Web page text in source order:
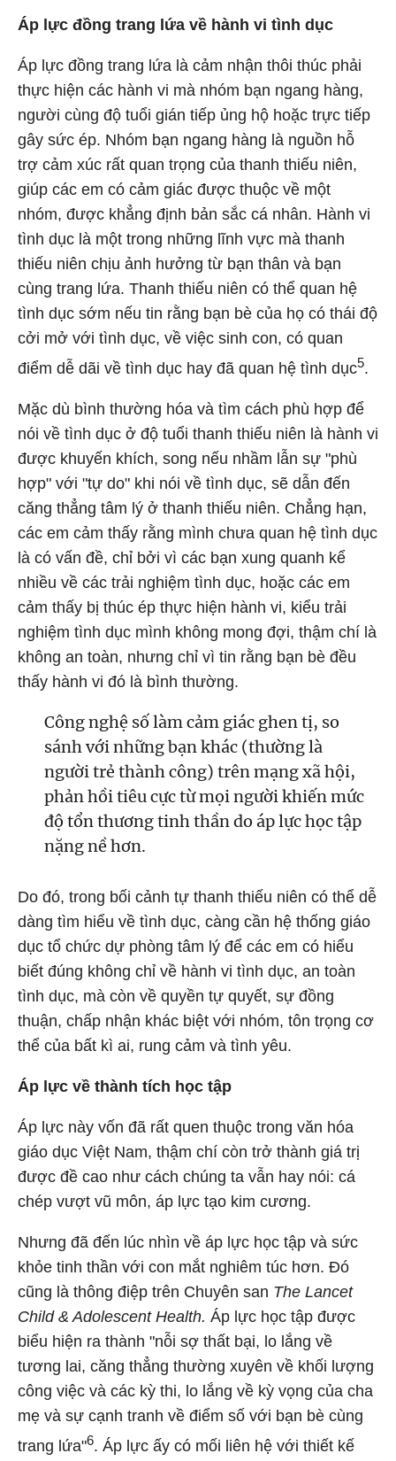
Áp lực đồng trang lứa về hành vi tình dục
Áp lực đồng trang lứa là cảm nhận thôi thúc phải
thực hiện các hành vi mà nhóm bạn ngang hàng,
người cùng độ tuổi gián tiếp ủng hộ hoặc trực tiếp
gây sức ép. Nhóm bạn ngang hàng là nguồn hỗ
trợ cảm xúc rất quan trọng của thanh thiếu niên,
giúp các em có cảm giác được thuộc về một
nhóm, được khẳng định bản sắc cá nhân. Hành vi
tình dục là một trong những lĩnh vực mà thanh
thiếu niên chịu ảnh hưởng từ bạn thân và bạn
cùng trang lứa. Thanh thiếu niên có thể quan hệ
tình dục sớm nếu tin rằng bạn bè của họ có thái độ
cởi mở với tình dục, về việc sinh con, có quan
điểm dễ dãi về tình dục hay đã quan hệ tình dục5.
Mặc dù bình thường hóa và tìm cách phù hợp để
nói về tình dục ở độ tuổi thanh thiếu niên là hành vi
được khuyến khích, song nếu nhầm lẫn sự "phù
hợp" với "tự do" khi nói về tình dục, sẽ dẫn đến
căng thẳng tâm lý ở thanh thiếu niên. Chẳng hạn,
các em cảm thấy rằng mình chưa quan hệ tình dục
là có vấn đề, chỉ bởi vì các bạn xung quanh kể
nhiều về các trải nghiệm tình dục, hoặc các em
cảm thấy bị thúc ép thực hiện hành vi, kiểu trải
nghiệm tình dục mình không mong đợi, thậm chí là
không an toàn, nhưng chỉ vì tin rằng bạn bè đều
thấy hành vi đó là bình thường.
Công nghệ số làm cảm giác ghen tị, so
sánh với những bạn khác (thường là
người trẻ thành công) trên mạng xã hội,
phản hồi tiêu cực từ mọi người khiến mức
độ tổn thương tinh thần do áp lực học tập
nặng nề hơn.
Do đó, trong bối cảnh tự thanh thiếu niên có thể dễ
dàng tìm hiểu về tình dục, càng cần hệ thống giáo
dục tổ chức dự phòng tâm lý để các em có hiểu
biết đúng không chỉ về hành vi tình dục, an toàn
tình dục, mà còn về quyền tự quyết, sự đồng
thuận, chấp nhận khác biệt với nhóm, tôn trọng cơ
thể của bất kì ai, rung cảm và tình yêu.
Áp lực về thành tích học tập
Áp lực này vốn đã rất quen thuộc trong văn hóa
giáo dục Việt Nam, thậm chí còn trở thành giá trị
được đề cao như cách chúng ta vẫn hay nói: cá
chép vượt vũ môn, áp lực tạo kim cương.
Nhưng đã đến lúc nhìn về áp lực học tập và sức
khỏe tinh thần với con mắt nghiêm túc hơn. Đó
cũng là thông điệp trên Chuyên san The Lancet
Child & Adolescent Health. Áp lực học tập được
biểu hiện ra thành "nỗi sợ thất bại, lo lắng về
tương lai, căng thẳng thường xuyên về khối lượng
công việc và các kỳ thi, lo lắng về kỳ vọng của cha
mẹ và sự cạnh tranh về điểm số với bạn bè cùng
trang lứa"6. Áp lực ấy có mối liên hệ với thiết kế